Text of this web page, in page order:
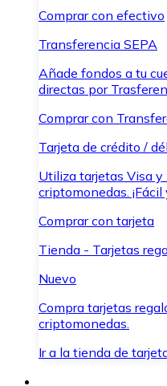
Comprar con efectivo
Transferencia SEPA
Añade fondos a tu
directas por
Comprar con
Tarjeta de crédito /
Utiliza tarjetas Visa
criptomonedas. ¡Fácil
Comprar con tarjeta
Tienda - Tarjetas
Nuevo
Compra tarjetas
criptomonedas.
Ir a la tienda de